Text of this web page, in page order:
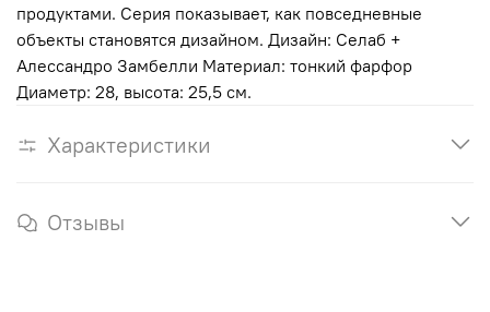
продуктами. Серия показывает, как повседневные
объекты становятся дизайном. Дизайн: Селаб +
Алессандро Замбелли Материал: тонкий фарфор
Диаметр: 28, высота: 25,5 см.
Характеристики
Отзывы